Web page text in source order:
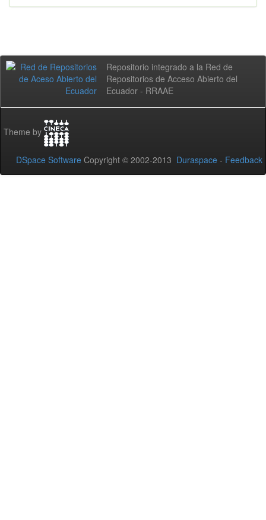
Repositorio integrado a la Red de
Repositorios de Acceso Abierto del
Ecuador - RRAAE
Theme by
DSpace Software Copyright © 2002-2013 Duraspace - Feedback